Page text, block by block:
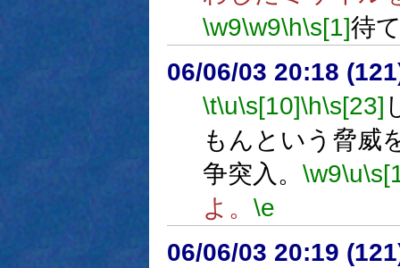
\w9\w9\h\s[1]待
06/06/03 20:18
\t\u\s[10]\h\s[23]
もんという脅威
争突入。 \w9\u
よ。 \e
06/06/03 20:19